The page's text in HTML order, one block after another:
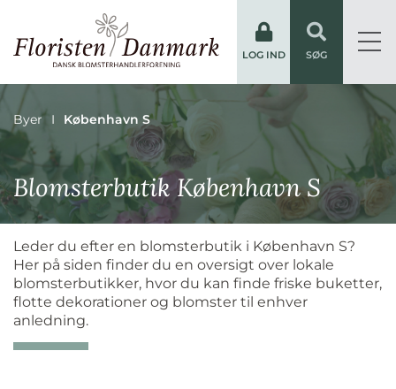
LOG IND SØG
Byer København S
Blomsterbutik København S
Leder du efter en blomsterbutik i København S?
Her på siden finder du en oversigt over lokale
blomsterbutikker, hvor du kan finde friske buketter,
flotte dekorationer og blomster til enhver
anledning.